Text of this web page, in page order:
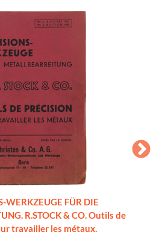
WERKZEUGE FÜR DIE
R.STOCK & CO. Outils de
travailler les métaux.